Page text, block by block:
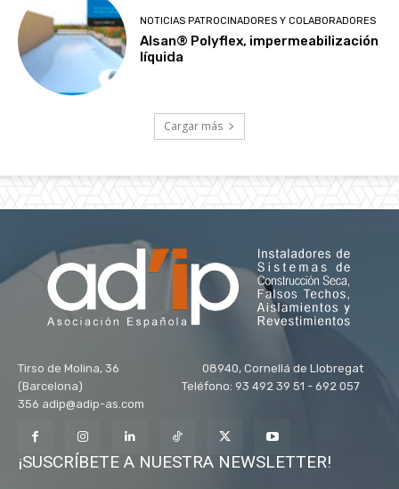
NOTICIAS PATROCINADORES Y COLABORADORES
Alsan® Polyflex, impermeabilización
líquida
Cargar más
Tirso de Molina, 36 08940, Cornellá de Llobregat
(Barcelona) Teléfono: 93 492 39 51 - 692 057
356 adip@adip-as.com
¡SUSCRÍBETE A NUESTRA NEWSLETTER!